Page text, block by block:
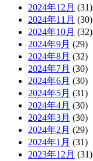
2024年12月 (31)
2024年11月 (30)
2024年10月 (32)
2024年9月 (29)
2024年8月 (32)
2024年7月 (30)
2024年6月 (30)
2024年5月 (31)
2024年4月 (30)
2024年3月 (30)
2024年2月 (29)
2024年1月 (31)
2023年12月 (31)